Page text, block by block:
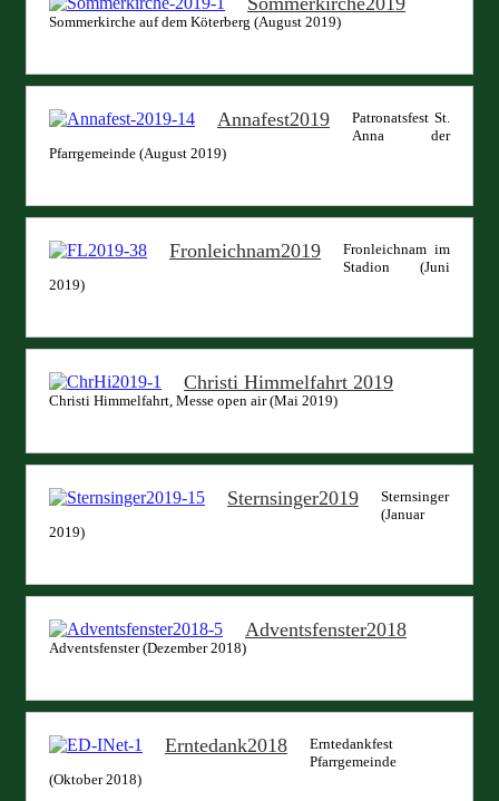
Sommerkirche auf dem Köterberg (August 2019)
Annafest2019
Patronatsfest St.
Anna der
Pfarrgemeinde (August 2019)
Fronleichnam2019
Fronleichnam im
Stadion (Juni
2019)
Christi Himmelfahrt 2019
Christi Himmelfahrt, Messe open air (Mai 2019)
Sternsinger2019
Sternsinger
(Januar
2019)
Adventsfenster2018
Adventsfenster (Dezember 2018)
Erntedank2018
Erntedankfest
Pfarrgemeinde
(Oktober 2018)